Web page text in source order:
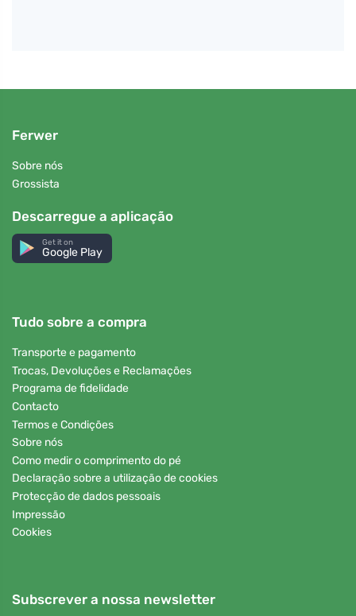
Ferwer
Sobre nós
Grossista
Descarregue a aplicação
Get it on
Google Play
Tudo sobre a compra
Transporte e pagamento
Trocas, Devoluções e Reclamações
Programa de fidelidade
Contacto
Termos e Condições
Sobre nós
Como medir o comprimento do pé
Declaração sobre a utilização de cookies
Protecção de dados pessoais
Impressão
Cookies
Subscrever a nossa newsletter